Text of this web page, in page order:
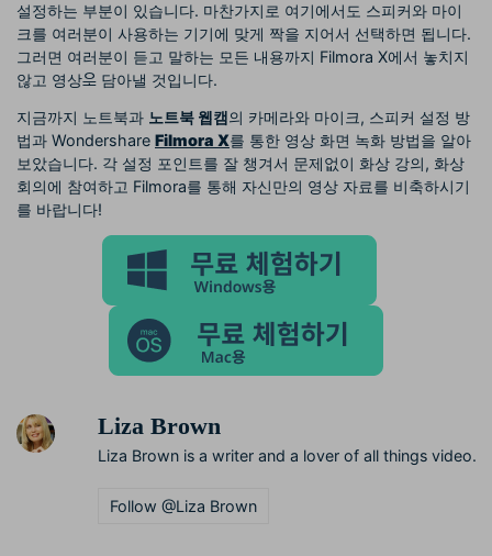
설정하는 부분이 있습니다. 마찬가지로 여기에서도 스피커와 마이
크를 여러분이 사용하는 기기에 맞게 짝을 지어서 선택하면 됩니다.
그러면 여러분이 듣고 말하는 모든 내용까지 Filmora X에서 놓치지
않고 영상ᄋힼ 담아낼 것입니다.
지금까지 노트북과 노트북 웹캠의 카메라와 마이크, 스피커 설정 방
법과 Wondershare Filmora X를 통한 영상 화면 녹화 방법을 알아
보았습니다. 각 설정 포인트를 잘 챙겨서 문제없이 화상 강의, 화상
회의에 참여하고 Filmora를 통해 자신만의 영상 자료를 비축하시기
를 바랍니다!
Liza Brown
Liza Brown is a writer and a lover of all things video.
Follow @Liza Brown